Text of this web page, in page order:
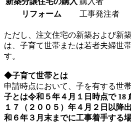
リフォーム
工事発注者
ただし、注文住宅の新築および新
は、子育て世帯または若者夫婦世
す。
◆子育て世帯とは
申請時点において、子を有する世帯
子とは令和５年４月１日時点で 18
１７（２００５）年４月２日以降
和６年３月末までに工事着手する